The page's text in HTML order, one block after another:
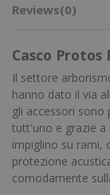
Reviews(0)
Casco Protos
Il settore
hanno dato il via
gli accessori
tutt'uno e grazie a
impiglino su rami,
protezione
comodamente